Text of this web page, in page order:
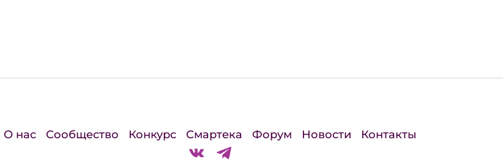
О нас Сообщество Конкурс Смартека Форум Новости Контакты